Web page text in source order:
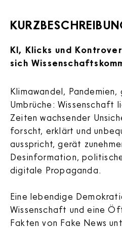
KI, Klicks und
sich
Klimawandel,
Umbrüche: Wissenschaft
Zeiten wachsender
forscht, erklärt und
ausspricht, gerät
Desinformation,
digitale Propaganda.
Eine lebendige
Wissenschaft und eine
Fakten von Fake News